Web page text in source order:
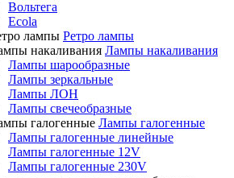
Вольтега
Ecola
Ретро лампы
Лампы накаливания
Лампы шарообразные
Лампы зеркальные
Лампы ЛОН
Лампы свечеобразные
Лампы галогенные
Лампы галогенные линейные
Лампы галогенные 12V
Лампы галогенные 230V